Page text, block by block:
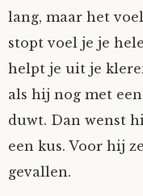
lang, maar het
stopt voel je je
helpt je uit je
als hij nog met
duwt. Dan wenst
een kus. Voor hij
gevallen.